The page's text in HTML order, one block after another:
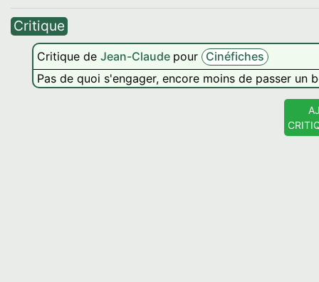
Critique
Critique de Jean-Claude pour Cinéfiches
Pas de quoi s'engager, encore moins de passer un